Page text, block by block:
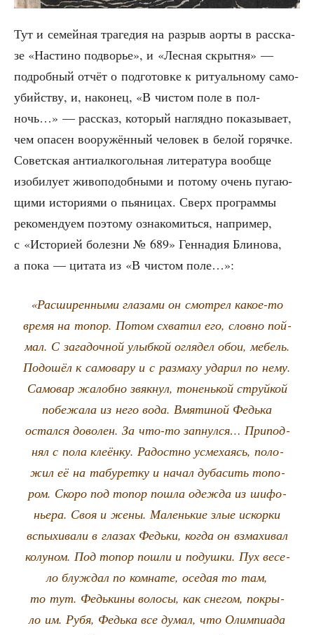
Тут и семей­ная тра­ге­дия на раз­рыв аор­ты в рас­ска­
зе «Насти­но подво­рье», и «Лес­ная скрыт­ня» —
подроб­ный отчёт о под­го­тов­ке к риту­аль­но­му само­
убий­ству, и, нако­нец, «В чистом поле в пол­
ночь…» — рас­сказ, кото­рый нагляд­но пока­зы­ва­ет,
чем опа­сен воору­жён­ный чело­век в белой горяч­ке.
Совет­ская анти­ал­ко­голь­ная лите­ра­ту­ра вооб­ще
изоби­лу­ет живо­по­доб­ны­ми и пото­му очень пуга­ю­
щи­ми исто­ри­я­ми о пья­ни­цах. Сверх про­грам­мы
реко­мен­ду­ем поэто­му озна­ко­мить­ся, напри­мер,
с «Исто­ри­ей болез­ни № 689» Ген­на­дия Бли­но­ва,
а пока — цита­та из «В чистом поле…»:
«Рас­ши­рен­ны­ми гла­за­ми он смот­рел какое-то
вре­мя на топор. Потом схва­тил его, слов­но пой­
мал. С зага­доч­ной улыб­кой огля­дел обои, мебель.
Подо­шёл к само­ва­ру и с раз­ма­ху уда­рил по нему.
Само­вар жалоб­но звяк­нул, тонень­кой струй­кой
побе­жа­ла из него вода. Вмя­ти­ной Федь­ка
остал­ся дово­лен. За что-то запнул­ся… При­под­
нял с пола кле­ён­ку. Радост­но усме­ха­ясь, поло­
жил её на табу­рет­ку и начал дуба­сить топо­
ром. Ско­ро под топор пошла одеж­да из шифо­
нье­ра. Своя и жены. Малень­кие злые искор­ки
вспы­хи­ва­ли в гла­зах Федь­ки, когда он взма­хи­вал
колу­ном. Под топор пошли и подуш­ки. Пух весе­
ло блуж­дал по ком­на­те, осе­дая то там,
то тут. Федь­ки­ны воло­сы, как сне­гом, покры­
ло им. Рубя, Федь­ка все думал, что Олим­пи­а­да